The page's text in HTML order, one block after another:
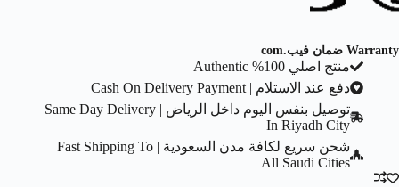
Warranty ضمان فيب.com
منتج اصلي 100% Authentic
دفع عند الاستلام | Cash On Delivery Payment
توصيل بنفس اليوم داخل الرياض | Same Day Delivery
In Riyadh City
شحن سريع لكافة مدن السعودية | Fast Shipping To
All Saudi Cities